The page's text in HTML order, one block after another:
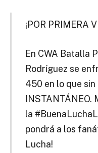
¡POR PRIMERA
En CWA Batalla
Rodríguez se
450 en lo que sin
INSTANTÁNEO.
la
pondrá a los
Lucha!